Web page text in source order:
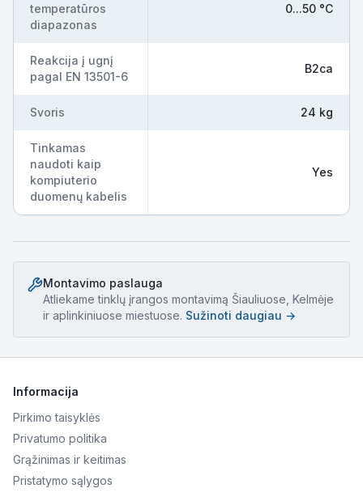
temperatūros
diapazonas
0...50 °C
Reakcija į ugnį
pagal EN 13501-6
B2ca
Svoris 24 kg
Tinkamas
naudoti kaip
kompiuterio
duomenų kabelis
Yes
Montavimo paslauga
Atliekametinklų įrangos montavimą Šiauliuose, Kelmėje
ir aplinkiniuose miestuose. Sužinoti daugiau →
Informacija
Pirkimo taisyklės
Privatumo politika
Grąžinimas ir keitimas
Pristatymo sąlygos